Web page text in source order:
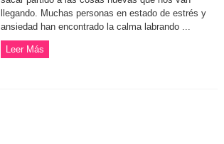
llegando. Muchas personas en estado de estrés y
ansiedad han encontrado la calma labrando ...
Leer Más